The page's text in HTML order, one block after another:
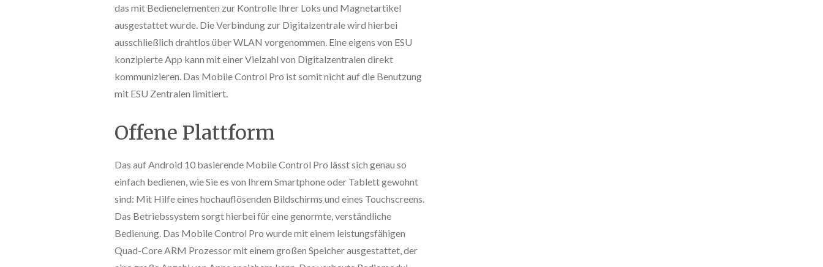
das mit Bedienelementen zur Kontrolle Ihrer Loks und Magnetartikel
ausgestattet wurde. Die Verbindung zur Digitalzentrale wird hierbei
ausschließlich drahtlos über WLAN vorgenommen. Eine eigens von ESU
konzipierte App kann mit einer Vielzahl von Digitalzentralen direkt
kommunizieren. Das Mobile Control Pro ist somit nicht auf die Benutzung
mit ESU Zentralen limitiert.
Offene Plattform
Das auf Android 10 basierende Mobile Control Pro lässt sich genau so
einfach bedienen, wie Sie es von Ihrem Smartphone oder Tablett gewohnt
sind: Mit Hilfe eines hochauflösenden Bildschirms und eines Touchscreens.
Das Betriebssystem sorgt hierbei für eine genormte, verständliche
Bedienung. Das Mobile Control Pro wurde mit einem leistungsfähigen
Quad-Core ARM Prozessor mit einem großen Speicher ausgestattet, der